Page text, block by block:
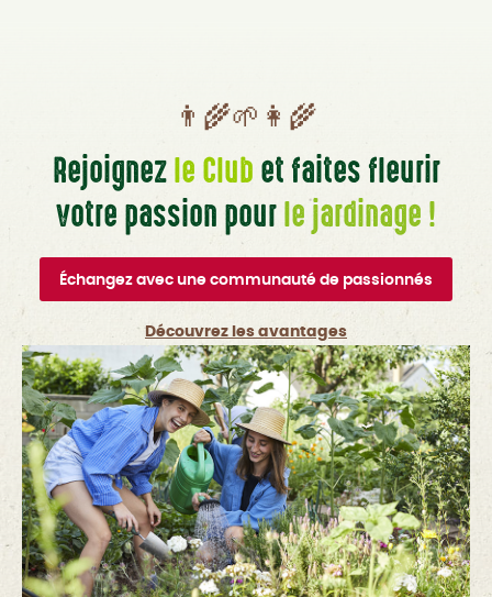
👨‍🌾🌱👩‍🌾
Rejoignezle Clubet faites fleurir
votre passion pourle jardinage !
Échangez avec une communauté de passionnés
Découvrez les avantages